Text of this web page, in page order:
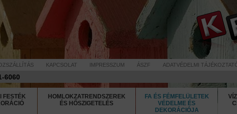
KAPCSOLAT IMPRESSZUM ÁSZF ADATVÉDELMI
6060
FESTÉK
HOMLOKZATRENDSZEREK
ÉS HŐSZIGETELÉS
FA ÉS FÉMFELÜLETEK
VÉDELME ÉS
DEKORÁCIÓJA